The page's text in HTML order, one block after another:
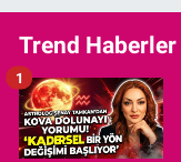
Trend Haberler
1